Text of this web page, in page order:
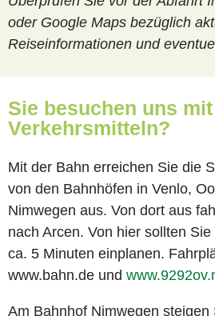
oder Google Maps bezüglich
Reiseinformationen und
Sie besuchen uns
Verkehrsmitteln?
Mit der Bahn erreichen Sie die
von den Bahnhöfen in Venlo,
Nimwegen aus. Von dort aus
nach Arcen. Von hier sollten
ca. 5 Minuten einplanen.
www.bahn.de und
Am Bahnhof Nimwegen steigen